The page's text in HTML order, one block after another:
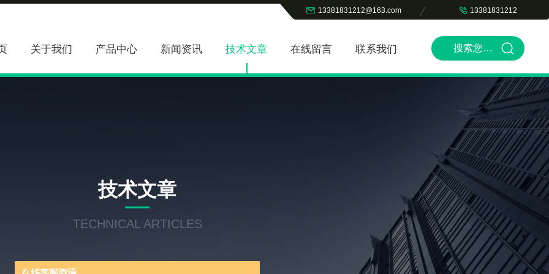
13381831212@163.com 13381831212
关于我们 产品中心 新闻资讯 技术文章 在线留言 联系我们
技术文章
TECHNICAL ARTICLES